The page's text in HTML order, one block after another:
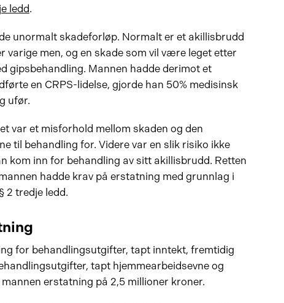
ledd.
unormalt skadeforløp. Normalt er et akillisbrudd
varige men, og en skade som vil være leget etter
gipsbehandling. Mannen hadde derimot et
en CRPS-lidelse, gjorde han 50% medisinsk
ufør.
var et misforhold mellom skaden og den
til behandling for. Videre var en slik risiko ikke
kom inn for behandling av sitt akillisbrudd. Retten
hadde krav på erstatning med grunnlag i
2 tredje ledd.
for behandlingsutgifter, tapt inntekt, fremtidig
tapt hjemmearbeidsevne og
erstatning på 2,5 millioner kroner.